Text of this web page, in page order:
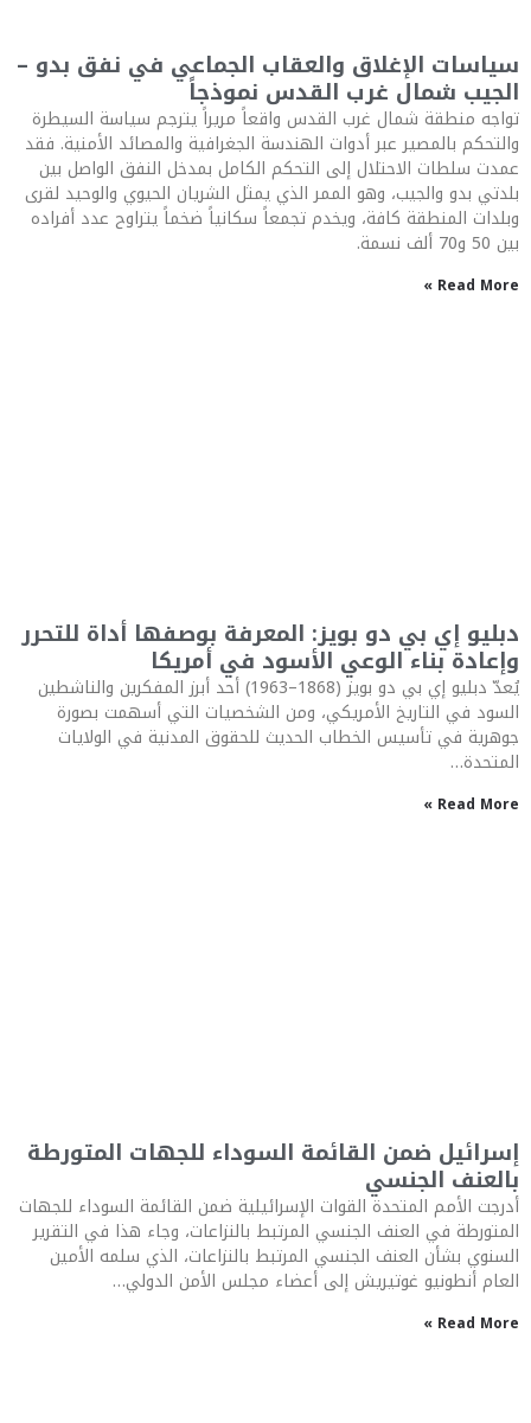
سياسات الإغلاق والعقاب الجماعي في نفق بدو –
الجيب شمال غرب القدس نموذجاً
تواجه منطقة شمال غرب القدس واقعاً مريراً يترجم سياسة السيطرة
والتحكم بالمصير عبر أدوات الهندسة الجغرافية والمصائد الأمنية. فقد
عمدت سلطات الاحتلال إلى التحكم الكامل بمدخل النفق الواصل بين
بلدتي بدو والجيب، وهو الممر الذي يمثل الشريان الحيوي والوحيد لقرى
وبلدات المنطقة كافة، ويخدم تجمعاً سكانياً ضخماً يتراوح عدد أفراده
بين 50 و70 ألف نسمة.
Read More »
دبليو إي بي دو بويز: المعرفة بوصفها أداة للتحرر
وإعادة بناء الوعي الأسود في أمريكا
يُعدّ دبليو إي بي دو بويز (1868–1963) أحد أبرز المفكرين والناشطين
السود في التاريخ الأمريكي، ومن الشخصيات التي أسهمت بصورة
جوهرية في تأسيس الخطاب الحديث للحقوق المدنية في الولايات
المتحدة…
Read More »
إسرائيل ضمن القائمة السوداء للجهات المتورطة
بالعنف الجنسي
أدرجت الأمم المتحدة القوات الإسرائيلية ضمن القائمة السوداء للجهات
المتورطة في العنف الجنسي المرتبط بالنزاعات، وجاء هذا في التقرير
السنوي بشأن العنف الجنسي المرتبط بالنزاعات، الذي سلمه الأمين
العام أنطونيو غوتيريش إلى أعضاء مجلس الأمن الدولي…
Read More »